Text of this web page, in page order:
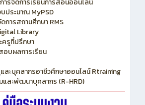
ำเร็จการศึกษา
ารจัดการเรียนการสอนออนไลน์
ประมาณ MyPSD
ารสถานศึกษา RMS
Library
ครูที่ปรึกษา
อบผลการเรียน
ะบุคลากรอาชีวศึกษาออนไลน์ Rtraining
ละพัฒนาบุคลากร (R-HRD)